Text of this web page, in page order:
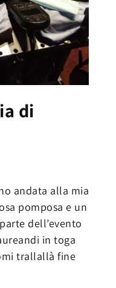
di
andata alla mia
pomposa e un
dell’evento
in toga
trallallà fine